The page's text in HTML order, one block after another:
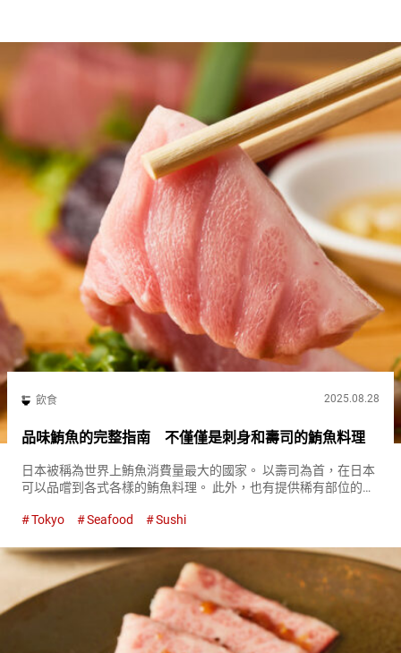
飲食 2025.08.28
品味鮪魚的完整指南 不僅僅是刺身和壽司的鮪魚料理
日本被稱為世界上鮪魚消費量最大的國家。 以壽司為首，在日本
可以品嚐到各式各樣的鮪魚料理。 此外，也有提供稀有部位的店
推薦的食用方法，感受鮪魚的魅力。 鮪魚的種類與當季時期 在日
Tokyo Seafood Sushi